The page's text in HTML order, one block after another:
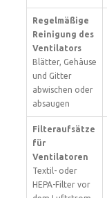
Regelmäßige
Reinigung des
Ventilators
Blätter, Gehäuse
und Gitter
abwischen oder
absaugen
Filteraufsätze
für
Ventilatoren
Textil- oder
HEPA-Filter vor